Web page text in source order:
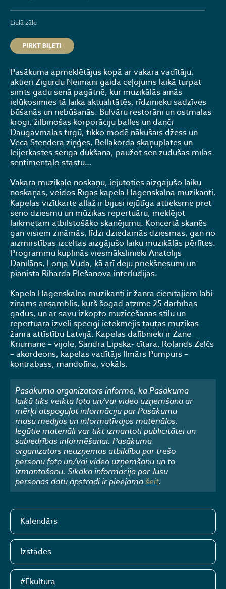
Lielā zāle
PIRKT BIĻETI
Pasākuma apmeklētājus kopā ar vakara vadītāju,
aktieri Zigurdu Neimani gaida ceļojums laikā turpat
simts gadu senā pagātnē, kur muzikālās ainās
ielūkosimies tā laika aktualitātēs, rīdzinieku sadzīves
būšanās un nebūšanās. Bulvāru restorāni un ostmalas
krogi, žilbinošas korporāciju balles un danči
Daugavmalas tirgū, tikko modē nākušais džess un
Vecā Stendera ziņģes, Bellakorda skaņuplates un
leijerkastes sērīgā dūkšana, paužot sen zudušas mīlas
sentimentālo stāstu…
Vakara muzikālo noskaņu, iejūtoties aizgājušo laiku
noskaņās, veidos Rīgas kapela Hāgenskalna muzikanti.
Kapelas vizītkarte allaž ir bijusi iejūtīga attieksme pret
seno dziesmu un mūzikas repertuāru, meklējot
laikmetam atbilstošāko skanējumu. Koncertā skanēs
gan visiem zināmās, līdzi dziedamās dziesmas, gan no
aizmirstības izceltas aizgājušo laiku muzikālās pērlītes.
Programmu kuplinās viesmākslinieki Anatolijs
Danilāns, Lorija Vuda, kā arī deju priekšnesumi un
pianista Riharda Plešanova interlūdijas.
Kapela Hāgenskalna muzikanti ir žanra cienītājiem labi
zināms ansamblis, kurš šogad atzīmē 25 darbības
gadus, un ar savu izkopto muzicēšanas stilu un
repertuāra izvēli spēcīgi ietekmējis tautas mūzikas
žanra attīstību Latvijā. Kapelas dalībnieki ir Zane
Kriumane – vijole, Sandra Lipska- cītara, Rolands Zelčs
– akordeons, kapelas vadītājs Ilmārs Pumpurs –
kontrabass, mandolīna, vokāls.
Pasākuma organizators informē, ka Pasākuma
laikā tiks veikta foto un/vai video uzņemšana ar
mērķi atspoguļot informāciju par Pasākumu
masu medijos un informatīvajos materiālos.
Iegūtie materiāli var tikt izmantoti publicitātei un
sabiedrības informēšanai. Pasākuma
organizators neuzņemas atbildību par trešo
personu foto un/vai video uzņemšanu un to
izmantošanu. Sīkāka informācija par Jūsu
personas datu apstrādi ir pieejamašeit.
Kalendārs
Izstādes
#Ēkultūra